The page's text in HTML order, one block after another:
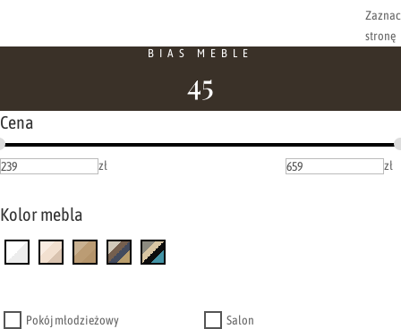
stronę
BIAS MEBLE
45
Cena
zł zł
Kolor mebla
Pokój młodzieżowy
Salon